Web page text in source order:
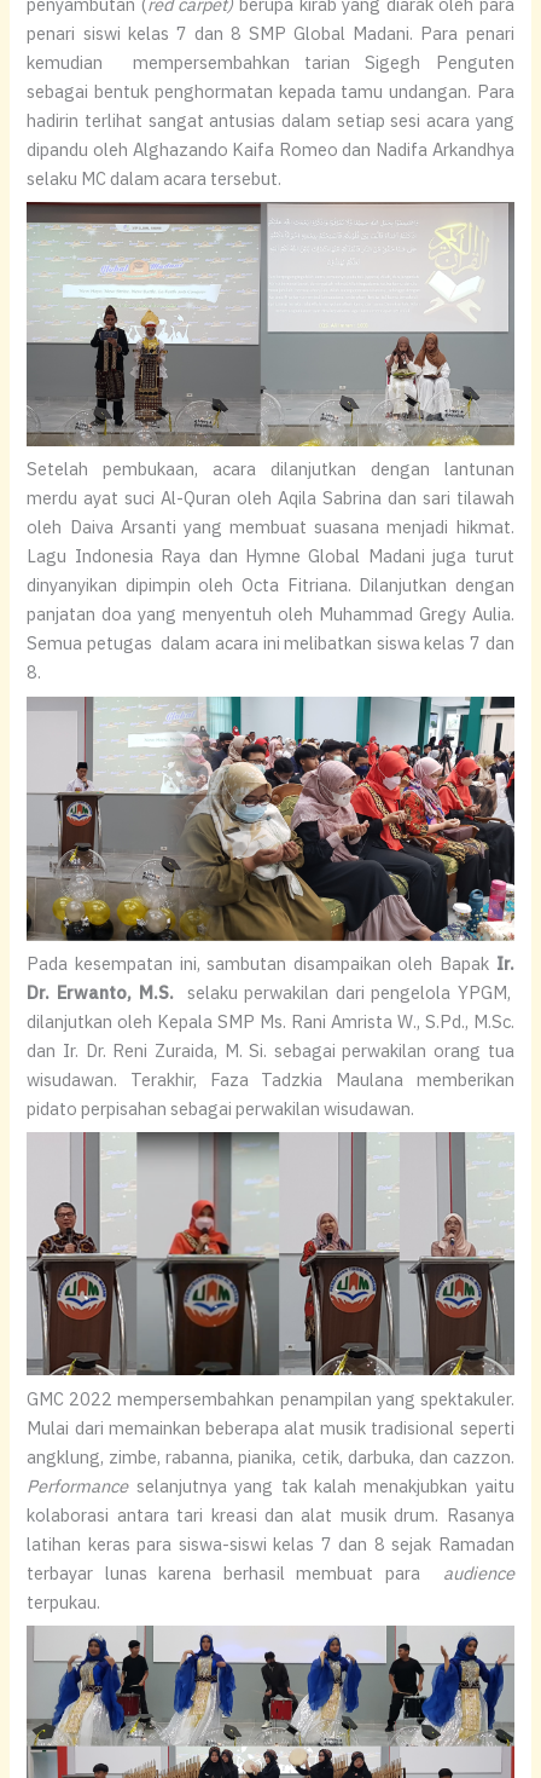
penari siswi kelas 7 dan 8 SMP Global Madani. Para penari
kemudian mempersembahkan tarian Sigegh Penguten
sebagai bentuk penghormatan kepada tamu undangan. Para
hadirin terlihat sangat antusias dalam setiap sesi acara yang
dipandu oleh Alghazando Kaifa Romeo dan Nadifa Arkandhya
selaku MC dalam acara tersebut.
Setelah pembukaan, acara dilanjutkan dengan lantunan
merdu ayat suci Al-Quran oleh Aqila Sabrina dan sari tilawah
oleh Daiva Arsanti yang membuat suasana menjadi hikmat.
Lagu Indonesia Raya dan Hymne Global Madani juga turut
dinyanyikan dipimpin oleh Octa Fitriana. Dilanjutkan dengan
panjatan doa yang menyentuh oleh Muhammad Gregy Aulia.
Semua petugas dalam acara ini melibatkan siswa kelas 7 dan
8.
Pada kesempatan ini, sambutan disampaikan oleh Bapak Ir.
Dr. Erwanto, M.S.selaku perwakilan dari pengelola YPGM,
dilanjutkan oleh Kepala SMP Ms. Rani Amrista W., S.Pd., M.Sc.
dan Ir. Dr. Reni Zuraida, M. Si. sebagai perwakilan orang tua
wisudawan. Terakhir, Faza Tadzkia Maulana memberikan
pidato perpisahan sebagai perwakilan wisudawan.
GMC 2022 mempersembahkan penampilan yang spektakuler.
Mulai dari memainkan beberapa alat musik tradisional seperti
angklung, zimbe, rabanna, pianika, cetik, darbuka, dan cazzon.
Performanceselanjutnya yang tak kalah menakjubkan yaitu
kolaborasi antara tari kreasi dan alat musik drum. Rasanya
latihan keras para siswa-siswi kelas 7 dan 8 sejak Ramadan
terbayar lunas karena berhasil membuat para audience
terpukau.